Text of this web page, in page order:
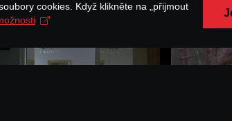
Staří mistři
cookies. Když klikněte na „přijmout